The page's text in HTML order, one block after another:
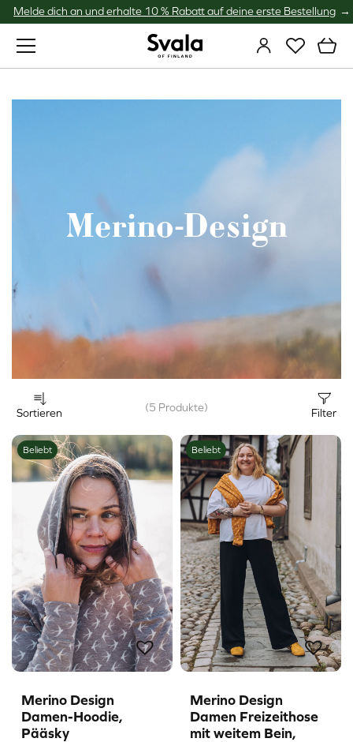
Melde dich an und erhalte 10 % Rabatt auf deine erste Bestellung
Merino-Design
Sortieren (5 Produkte) Filter
Beliebt
Merino Design
Damen-Hoodie,
Pääsky
Beliebt
Merino Design
Damen Freizeithose
mit weitem Bein,